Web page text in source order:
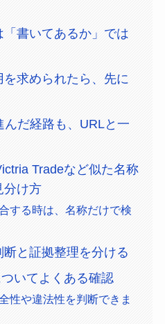
書いてあるか」では
求められたら、先に
んだ経路も、URLと一
Tradeなど似た名称
分け方
する時は、名称だけで検
と証拠整理を分ける
いてよくある確認
性や違法性を判断できま